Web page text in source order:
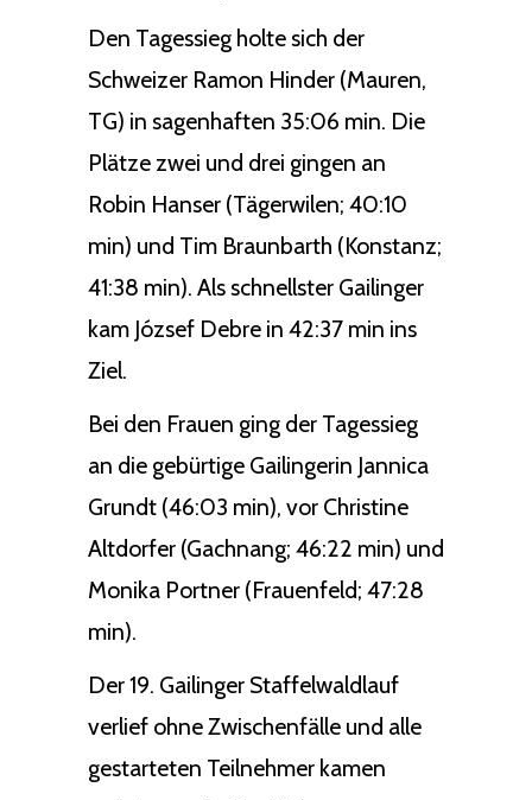
Den Tagessieg holte sich der
Schweizer Ramon Hinder (Mauren,
TG) in sagenhaften 35:06 min. Die
Plätze zwei und drei gingen an
Robin Hanser (Tägerwilen; 40:10
min) und Tim Braunbarth (Konstanz;
41:38 min). Als schnellster Gailinger
kam József Debre in 42:37 min ins
Ziel.
Bei den Frauen ging der Tagessieg
an die gebürtige Gailingerin Jannica
Grundt (46:03 min), vor Christine
Altdorfer (Gachnang; 46:22 min) und
Monika Portner (Frauenfeld; 47:28
min).
Der 19. Gailinger Staffelwaldlauf
verlief ohne Zwischenfälle und alle
gestarteten Teilnehmer kamen